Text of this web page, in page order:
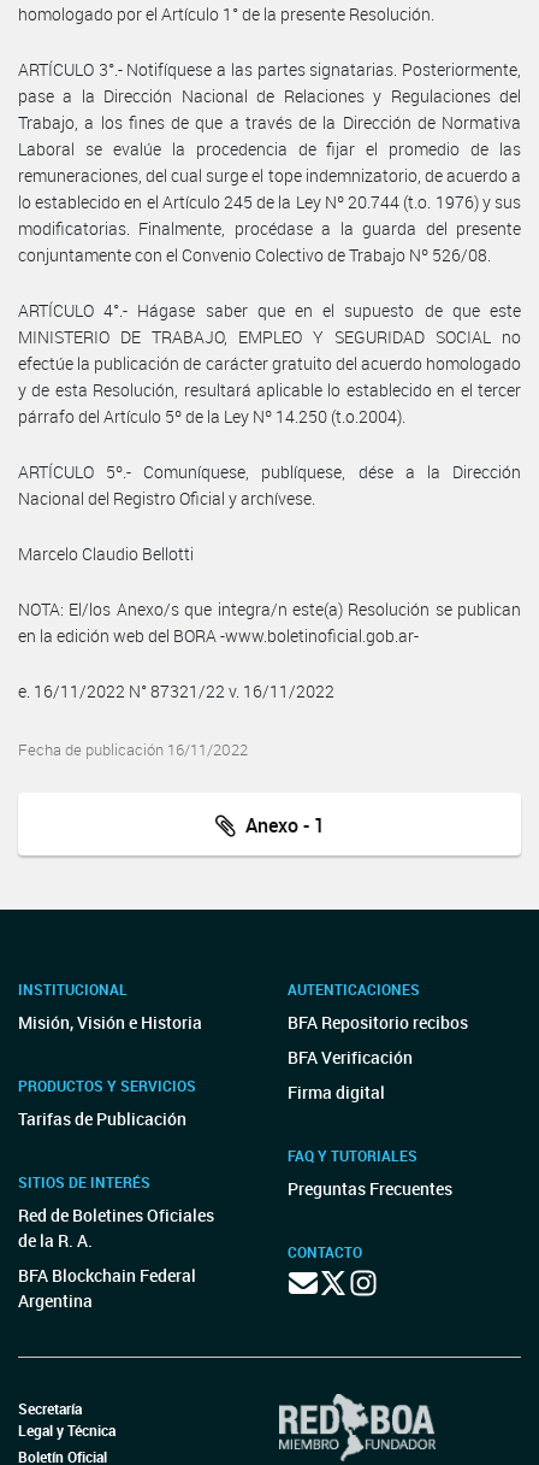
homologado por el Artículo 1° de la presente Resolución.
ARTÍCULO 3°.- Notifíquese a las partes signatarias. Posteriormente,
pase a la Dirección Nacional de Relaciones y Regulaciones del
Trabajo, a los fines de que a través de la Dirección de Normativa
Laboral se evalúe la procedencia de fijar el promedio de las
remuneraciones, del cual surge el tope indemnizatorio, de acuerdo a
lo establecido en el Artículo 245 de la Ley Nº 20.744 (t.o. 1976) y sus
modificatorias. Finalmente, procédase a la guarda del presente
conjuntamente con el Convenio Colectivo de Trabajo Nº 526/08.
ARTÍCULO 4°.- Hágase saber que en el supuesto de que este
MINISTERIO DE TRABAJO, EMPLEO Y SEGURIDAD SOCIAL no
efectúe la publicación de carácter gratuito del acuerdo homologado
y de esta Resolución, resultará aplicable lo establecido en el tercer
párrafo del Artículo 5º de la Ley Nº 14.250 (t.o.2004).
ARTÍCULO 5º.- Comuníquese, publíquese, dése a la Dirección
Nacional del Registro Oficial y archívese.
Marcelo Claudio Bellotti
NOTA: El/los Anexo/s que integra/n este(a) Resolución se publican
en la edición web del BORA -www.boletinoficial.gob.ar-
e. 16/11/2022 N° 87321/22 v. 16/11/2022
Fecha de publicación 16/11/2022
Anexo - 1
INSTITUCIONAL
Misión, Visión e Historia
PRODUCTOS Y SERVICIOS
Tarifas de Publicación
SITIOS DE INTERÉS
Red de Boletines Oficiales
de la R. A.
BFA Blockchain Federal
Argentina
AUTENTICACIONES
BFA Repositorio recibos
BFA Verificación
Firma digital
FAQ Y TUTORIALES
Preguntas Frecuentes
CONTACTO
Secretaría
Legal y Técnica
Boletín Oficial